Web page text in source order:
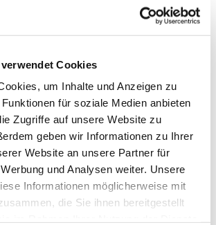
Cookies
um Inhalte und Anzeigen zu
für soziale Medien anbieten
Zugriffe auf unsere Website zu
geben wir Informationen zu Ihrer
Website an unsere Partner für
und Analysen weiter. Unsere
Informationen möglicherweise mit
die Sie ihnen bereitgestellt